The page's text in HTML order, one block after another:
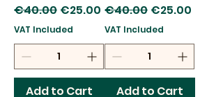
Regular Price
€40.00 Sale Price
€25.00
VAT Included
Add to Cart
Regular Price
€40.00 Sale Price
€25.00
VAT Included
Add to Cart